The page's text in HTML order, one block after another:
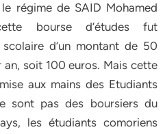
régime de SAID Mohamed
bourse d’études fut
d’un montant de 50
soit 100 euros. Mais cette
aux mains des Etudiants
sont pas des boursiers du
les étudiants comoriens